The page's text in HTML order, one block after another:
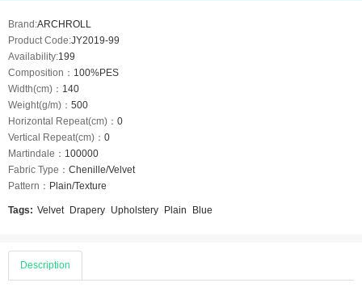
Brand:ARCHROLL
Product Code:JY2019-99
Availability:199
Composition： 100%PES
Width(cm)： 140
Weight(g/m)： 500
Horizontal Repeat(cm)： 0
Vertical Repeat(cm)： 0
Martindale： 100000
Fabric Type： Chenille/Velvet
Pattern： Plain/Texture
Tags: Velvet Drapery Upholstery Plain Blue
Description